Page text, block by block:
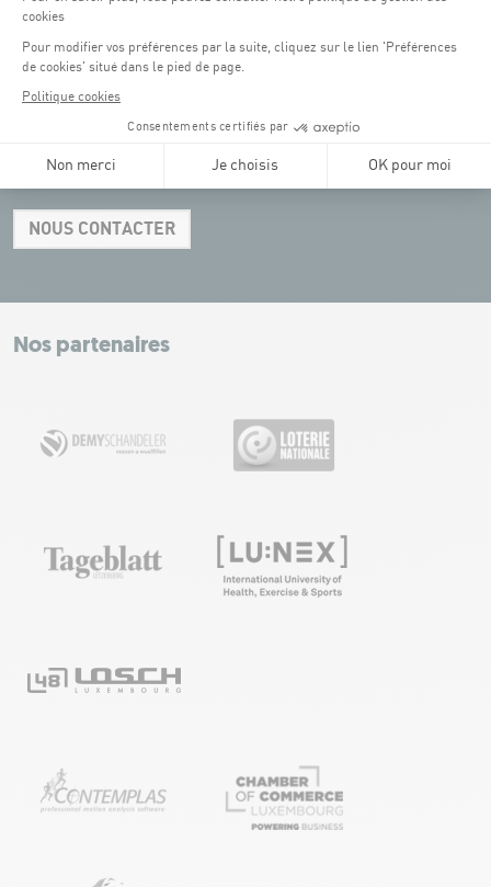
possible.
Erasme (150m) : payant.
Konrad Adenauer (1 km) :
Place de l'Europe (1.1 km) : payant, connexion Tram.
Glacis (2.5 km) : payant, connexion Tram.
NOUS CONTACTER
+
−
Leaflet|Map tiles by Carto, under CC BY 3.0. Data by OpenStreetMap, under
Nos partenaires